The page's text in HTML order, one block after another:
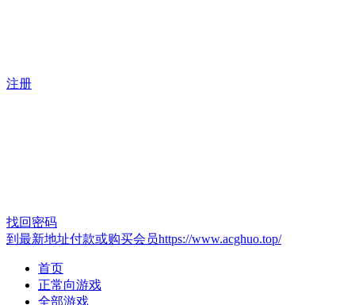
注册
找回密码
到最新地址付款或购买会员https://www.acghuo.top/
首页
正常向游戏
全部游戏